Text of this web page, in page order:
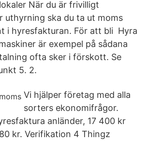
När du är frivilligt
uthyrning ska du ta ut moms
i hyresfakturan. För att bli Hyra
är exempel på sådana
ofta sker i förskott. Se
5. 2.
Vi hjälper företag med alla
sorters ekonomifrågor.
anländer, 17 400 kr
kr. Verifikation 4 Thingz